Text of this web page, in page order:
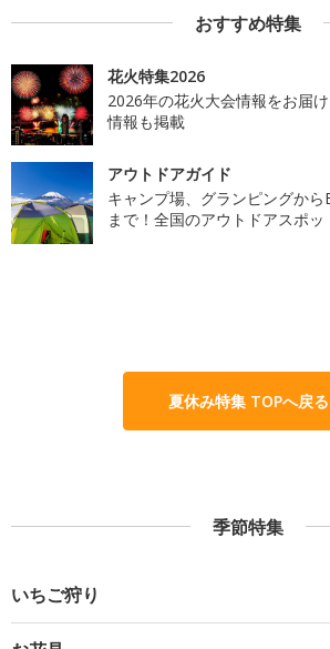
おすすめ特集
花火特集2026
2026年の花火大会情報をお届
情報も掲載
アウトドアガイド
キャンプ場、グランピングか
まで！全国のアウトドアスポッ
夏休み特集 TOPへ戻る
季節特集
いちご狩り